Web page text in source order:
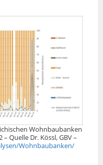
Wohnbaubanken
Quelle Dr. Kössl, GBV –
Wohnbaubanken/